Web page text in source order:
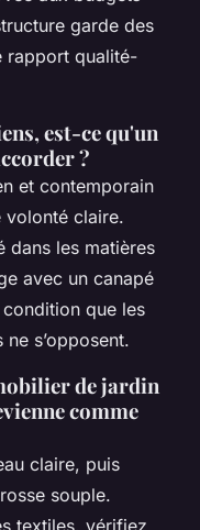
garde des
rapport qualité-
est-ce qu'un
?
et contemporain
volonté claire.
dans les matières
avec un canapé
que les
s’opposent.
de jardin
comme
claire, puis
souple.
textiles, vérifiez